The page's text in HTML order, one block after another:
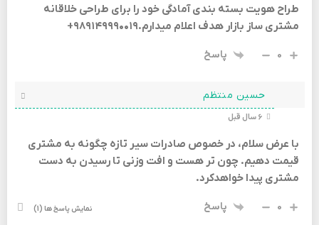
طراح هویت بسته بندی آمادگی خود را برای طراحی خلاقانه
مشتری ساز بازار هدف اعلام میدارم.۹۸۹۱۴۹۹۹۰۰۱۹+
0 پاسخ
حسين منتظم
با عرض سلام، در خصوص صادرات سیر تازه چگونه به مشتری
قیمت دهیم. چون تر هست و افت وزنی تا رسیدن به دست
مشتری پیدا خواهدکرد.
0 پاسخ نمایش پاسخ ها (1)